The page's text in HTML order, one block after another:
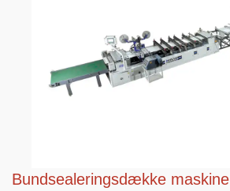
Bundsealeringsdække maskine